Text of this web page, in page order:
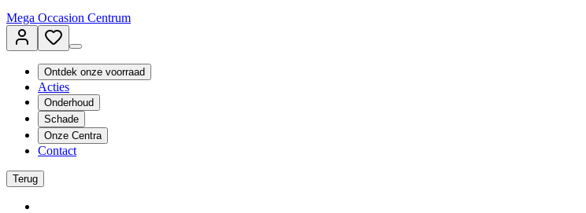
Mega Occasion Centrum
Ontdek onze voorraad
Acties
Onderhoud
Schade
Onze Centra
Contact
Terug